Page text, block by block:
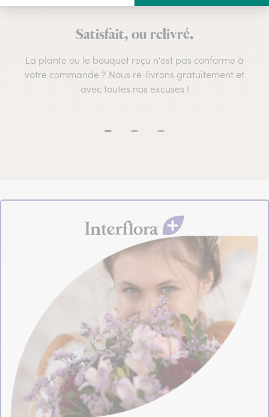
Satisfait, ou relivré.
La plante ou le bouquet reçu n'est pas conforme à
votre commande ? Nous re-livrons gratuitement et
avec toutes nos excuses !